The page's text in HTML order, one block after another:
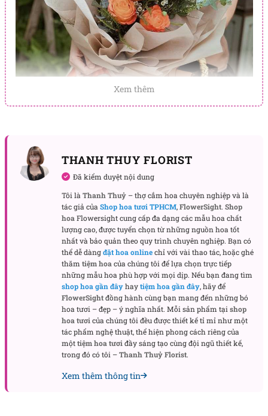
Bó hoa Xanh mơ ước BH-16
Ý nghĩa khi tặng bó hoa tốt nghiệp
Bó hoa tươikhông chỉ là món quà tặng trong dịp tốt
nghiệp, mà còn là biểu tượng của sự khởi đầu mới.
Hoa hồng cam mang lại cảm giác vui tươi, lạc quan,
thể hiện tình cảm yêu thương. Cẩm chướng cam
tượng trưng cho sự thành công và ngưỡng mộ đối
với những nỗ lực không ngừng nghỉ.
mẫu hoa đẹpthanh liễu trắng, bó hoa này như
một lời chúc về một tương lai rực rỡ và những cơ hội
mới đang chờ đón. Bó hoa này cũng là món quà thể
hiện sự trân trọng và kính trọng đối với thành quả
mà người nhận đã đạt được. Nên
Xem thêm
THANH THUY FLORIST
Đã kiểm duyệt nội dung
Tôi là Thanh Thuỷ – thợ cắm hoa chuyên nghiệp và là
tác giả của Shop hoa tươi TPHCM,FlowerSight. Shop
hoa Flowersight cung cấp đa dạng các mẫu hoa chất
lượng cao, được tuyển chọn từ những nguồn hoa tốt
nhất và bảo quản theo quy trình chuyên nghiệp. Bạn có
thể dễ dàngđặt hoa onlinechỉ với vài thao tác, hoặc ghé
thăm tiệm hoa của chúng tôi để lựa chọn trực tiếp
những mẫu hoa phù hợp với mọi dịp. Nếu bạn đang tìm
shop hoa gần đâyhaytiệm hoa gần đây, hãy để
FlowerSightđồng hành cùng bạn mang đến những bó
hoa tươi – đẹp – ý nghĩa nhất. Mỗi sản phẩm tại shop
hoa tươi của chúng tôi đều được thiết kế tỉ mỉ như một
tác phẩm nghệ thuật, thể hiện phong cách riêng của
mộttiệm hoa tươi đầy sáng tạo cùng đội ngũ thiết kế,
trong đó có tôi –Thanh Thuỷ Florist.
Xem thêm thông tin